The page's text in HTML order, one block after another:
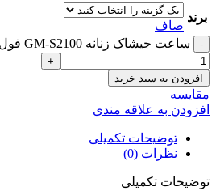
برند
صاف
ساعت جیشاک زنانه GM-S2100 فول مشکی عدد
افزودن به سبد خرید
مقايسه
افزودن به علاقه مندی
توضیحات تکمیلی
نظرات (0)
توضیحات تکمیلی